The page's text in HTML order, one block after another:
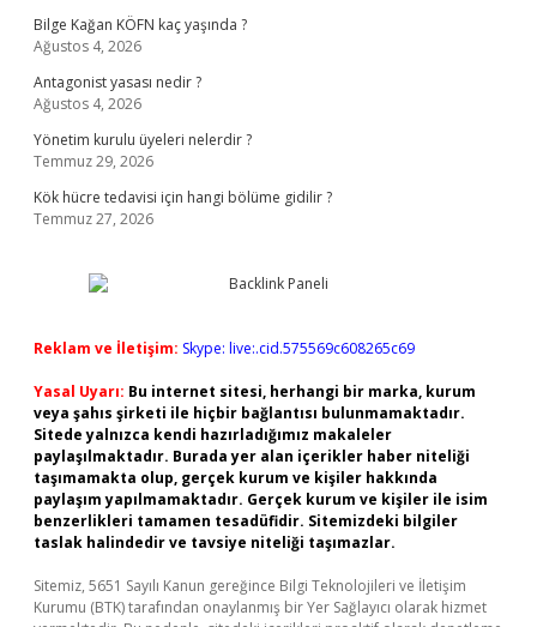
Bilge Kağan KÖFN kaç yaşında ?
Ağustos 4, 2026
Antagonist yasası nedir ?
Ağustos 4, 2026
Yönetim kurulu üyeleri nelerdir ?
Temmuz 29, 2026
Kök hücre tedavisi için hangi bölüme gidilir ?
Temmuz 27, 2026
Reklam ve İletişim: Skype: live:.cid.575569c608265c69
Yasal Uyarı: Bu internet sitesi, herhangi bir marka, kurum
veya şahıs şirketi ile hiçbir bağlantısı bulunmamaktadır.
Sitede yalnızca kendi hazırladığımız makaleler
paylaşılmaktadır. Burada yer alan içerikler haber niteliği
taşımamakta olup, gerçek kurum ve kişiler hakkında
paylaşım yapılmamaktadır. Gerçek kurum ve kişiler ile isim
benzerlikleri tamamen tesadüfidir. Sitemizdeki bilgiler
taslak halindedir ve tavsiye niteliği taşımazlar.
Sitemiz, 5651 Sayılı Kanun gereğince Bilgi Teknolojileri ve İletişim
Kurumu (BTK) tarafından onaylanmış bir Yer Sağlayıcı olarak hizmet